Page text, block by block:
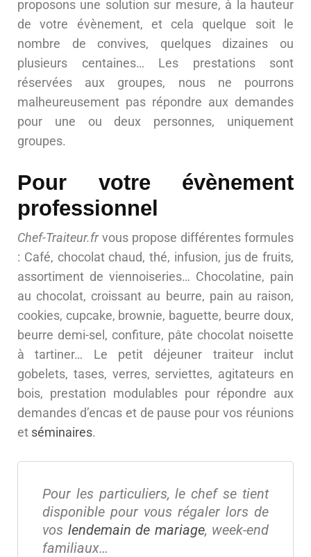
proposons une solution sur mesure, à la hauteur
de votre évènement, et cela quelque soit le
nombre de convives, quelques dizaines ou
plusieurs centaines… Les prestations sont
réservées aux groupes, nous ne pourrons
malheureusement pas répondre aux demandes
pour une ou deux personnes, uniquement
groupes.
Pour votre évènement
professionnel
Chef-Traiteur.frvous propose différentes formules
: Café, chocolat chaud, thé, infusion, jus de fruits,
assortiment de viennoiseries… Chocolatine, pain
au chocolat, croissant au beurre, pain au raison,
cookies, cupcake, brownie, baguette, beurre doux,
beurre demi-sel, confiture, pâte chocolat noisette
à tartiner… Le petit déjeuner traiteur inclut
gobelets, tases, verres, serviettes, agitateurs en
bois, prestation modulables pour répondre aux
demandes d’encas et de pause pour vos réunions
et séminaires.
Pour les particuliers, le chef se tient
disponible pour vous régaler lors de
vos lendemain de mariage, week-end
familiaux…